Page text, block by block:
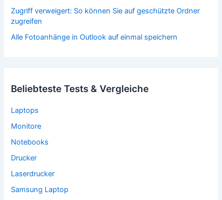
Zugriff verweigert: So können Sie auf geschützte Ordner
zugreifen
Alle Fotoanhänge in Outlook auf einmal speichern
Beliebteste Tests & Vergleiche
Laptops
Monitore
Notebooks
Drucker
Laserdrucker
Samsung Laptop